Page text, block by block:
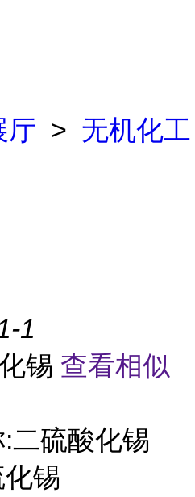
厅 > 无机化工
1
锡 查看相似
二硫酸化锡
锡